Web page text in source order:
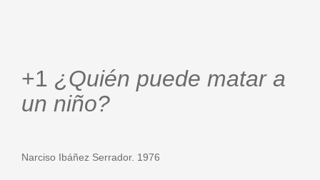
+1 ¿Quién puede matar a
un niño?
Narciso Ibáñez Serrador. 1976